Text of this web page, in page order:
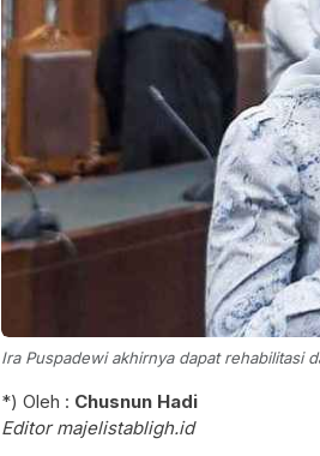
Ira Puspadewi akhirnya dapat rehabilitasi
*) Oleh : Chusnun Hadi
Editor majelistabligh.id